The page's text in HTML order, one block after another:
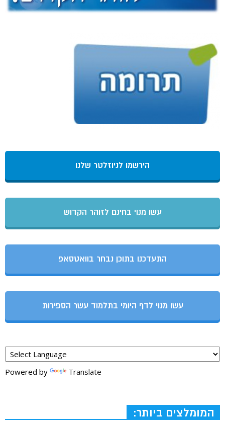
הירשמו לניוזלטר שלנו
עשו מנוי בחינם לזוהר הקדוש
התעדכנו בתוכן נבחר בוואטסאפ
עשו מנוי לדף היומי בתלמוד עשר הספירות
Powered by Translate
המומלצים ביותר: